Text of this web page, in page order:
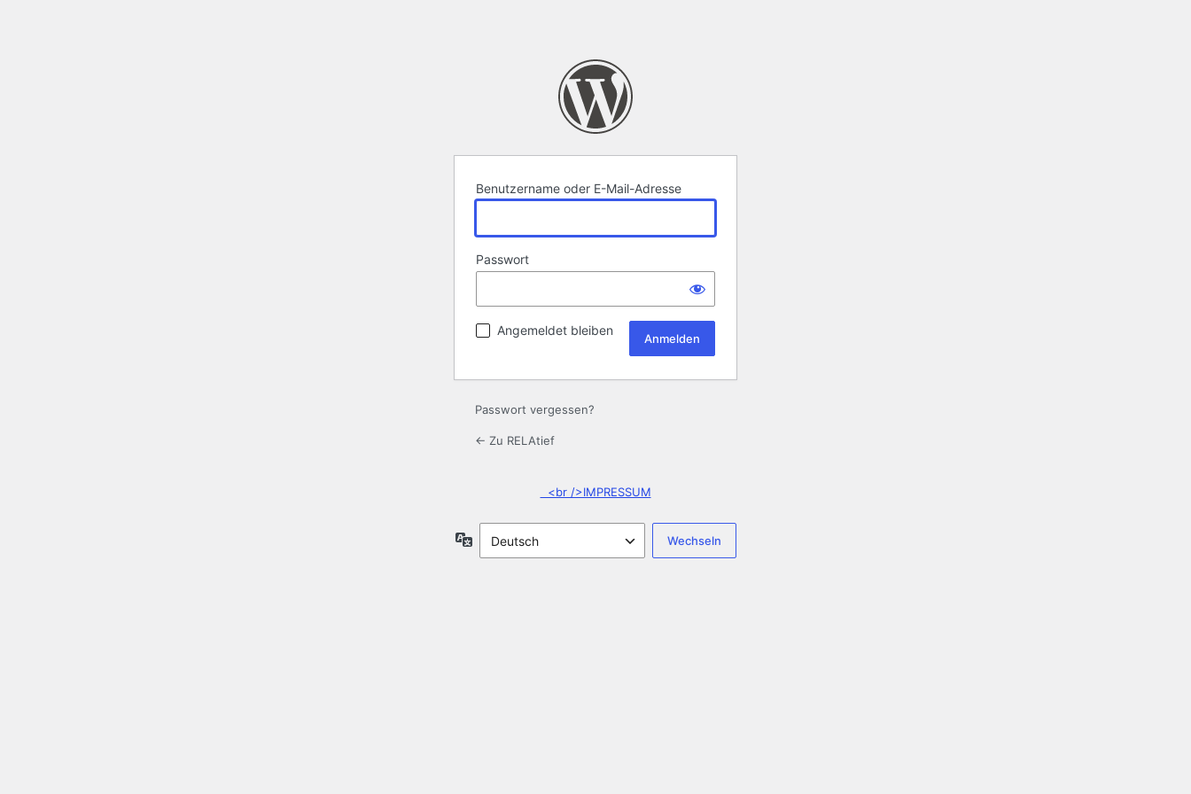
Benutzername oder E-Mail-Adresse
Passwort
Angemeldet bleiben
Passwort vergessen?
← Zu RELAtief
<br />IMPRESSUM
Sprache